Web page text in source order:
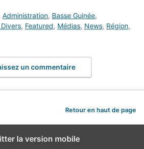
Administration, Basse Guinée,
, Featured, Médias, News, Région,
un commentaire
Retour en haut de page
la version mobile